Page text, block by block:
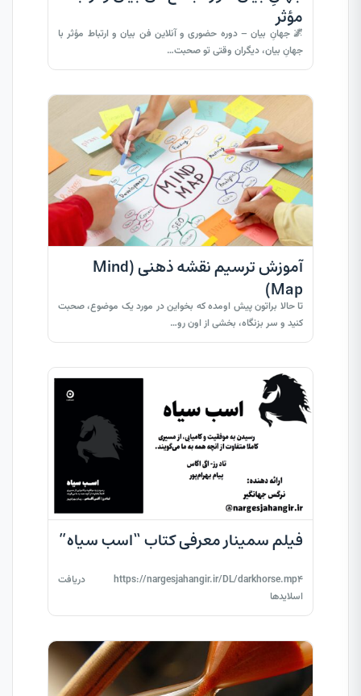
مؤثر
🌌 جهانِ بیان – دوره حضوری و آنلاین فن بیان و ارتباط مؤثر با
جهانِ بیان، دیگران وقتی تو صحبت…
آموزش ترسیم نقشه ذهنی (Mind
Map)
تا حالا براتون پیش اومده که بخواین در مورد یک موضوع، صحبت
کنید و سر بزنگاه، بخشی از اون رو…
فیلم سمینار معرفی کتاب “اسب سیاه”
https://nargesjahangir.ir/DL/darkhorse.mp4 دریافت
اسلایدها